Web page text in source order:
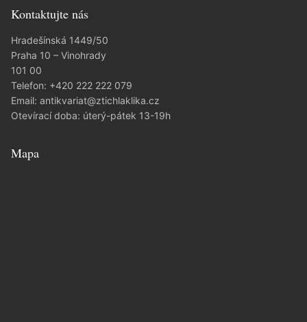
Kontaktujte nás
Hradešínská 1449/50
Praha 10 – Vinohrady
101 00
Telefon: +420 222 222 079
Email: antikvariat@ztichlaklika.cz
Otevírací doba: úterý-pátek 13-19h
Mapa